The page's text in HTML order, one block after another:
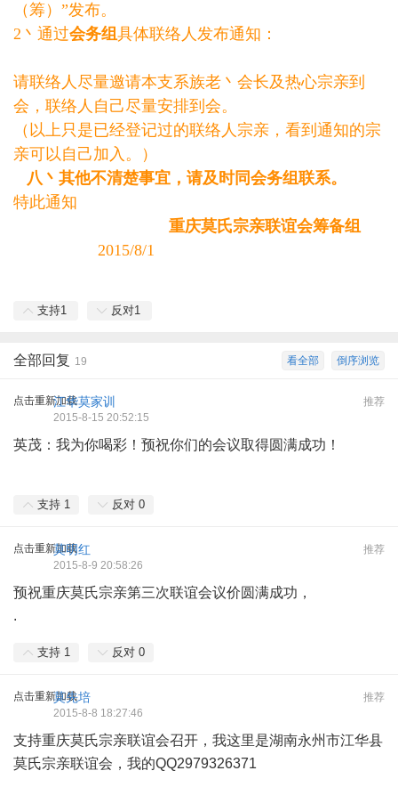
（筹）”发布。
2丶通过会务组具体联络人发布通知：
请联络人尽量邀请本支系族老丶会长及热心宗亲到
会，联络人自己尽量安排到会。
（以上只是已经登记过的联络人宗亲，看到通知的宗
亲可以自己加入。）
八丶其他不清楚事宜，请及时同会务组联系。
特此通知
重庆莫氏宗亲联谊会筹备组
2015/8/1
支持1 反对1
倒序浏览
看全部
全部回复 19
点击重新加载 推荐
江华莫家训
2015-8-15 20:52:15
英茂：我为你喝彩！预祝你们的会议取得圆满成功！
支持 1 反对 0
点击重新加载 推荐
莫明红
2015-8-9 20:58:26
预祝重庆莫氏宗亲第三次联谊会议价圆满成功，
.
支持 1 反对 0
点击重新加载 推荐
莫先培
2015-8-8 18:27:46
支持重庆莫氏宗亲联谊会召开，我这里是湖南永州市江华县
莫氏宗亲联谊会，我的QQ2979326371